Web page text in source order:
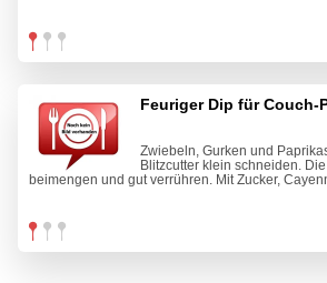
Feuriger Dip für Couch-
Zwiebeln, Gurken und
Blitzcutter klein schneiden.
beimengen und gut verrühren. Mit Zucker,